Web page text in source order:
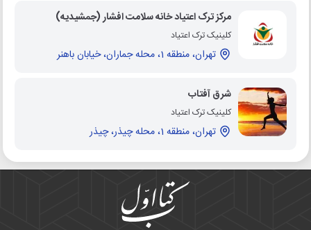
مرکز ترک اعتیاد خانه سلامت افشار (جمشیدیه)
کلینیک ترک اعتیاد
تهران، منطقه 1، محله جماران، خیابان باهنر
شرق آفتاب
کلینیک ترک اعتیاد
تهران، منطقه 1، محله چیذر، چیذر